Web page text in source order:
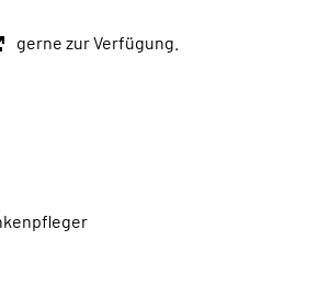
gerne zur Verfügung.